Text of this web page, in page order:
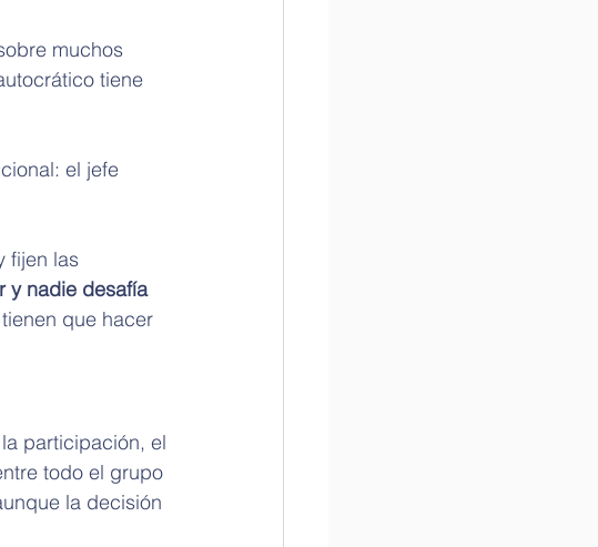
muchos
tiene
el jefe
fijen las
y nadie desafía
que hacer
participación, el
todo el grupo
la decisión